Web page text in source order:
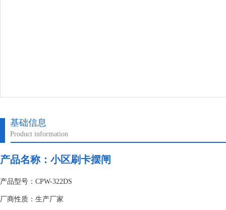
基础信息
Product information
产品名称： 小区刷卡摆闸
产品型号：CPW-322DS
厂商性质：生产厂家